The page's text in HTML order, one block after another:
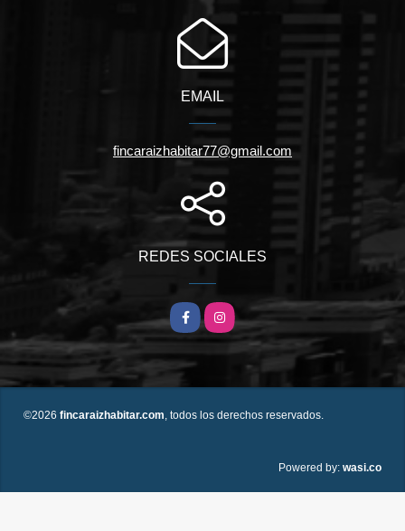
EMAIL
fincaraizhabitar77@gmail.com
REDES SOCIALES
FacebookInstagram
©2026 fincaraizhabitar.com, todos los derechos reservados.
Powered by: wasi.co